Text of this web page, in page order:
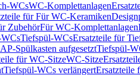
WCsWC-Komplettanlagen
für Für WC-Keramiken
ZubehörFür WC-Komplettanlagen
Tiefspül-WCsErsatzteile für
Spülkasten aufgesetztTiefspül-
für WC-SitzeWC-Sitze
Tiefspül-WCs verlängertErsatzteile